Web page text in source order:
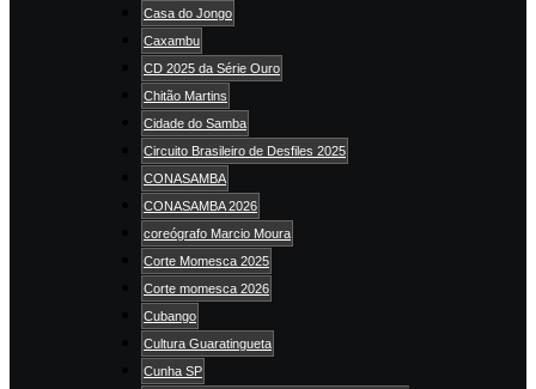
Casa do Jongo
Caxambu
CD 2025 da Série Ouro
Chitão Martins
Cidade do Samba
Circuito Brasileiro de Desfiles 2025
CONASAMBA
CONASAMBA 2026
coreógrafo Marcio Moura
Corte Momesca 2025
Corte momesca 2026
Cubango
Cultura Guaratingueta
Cunha SP